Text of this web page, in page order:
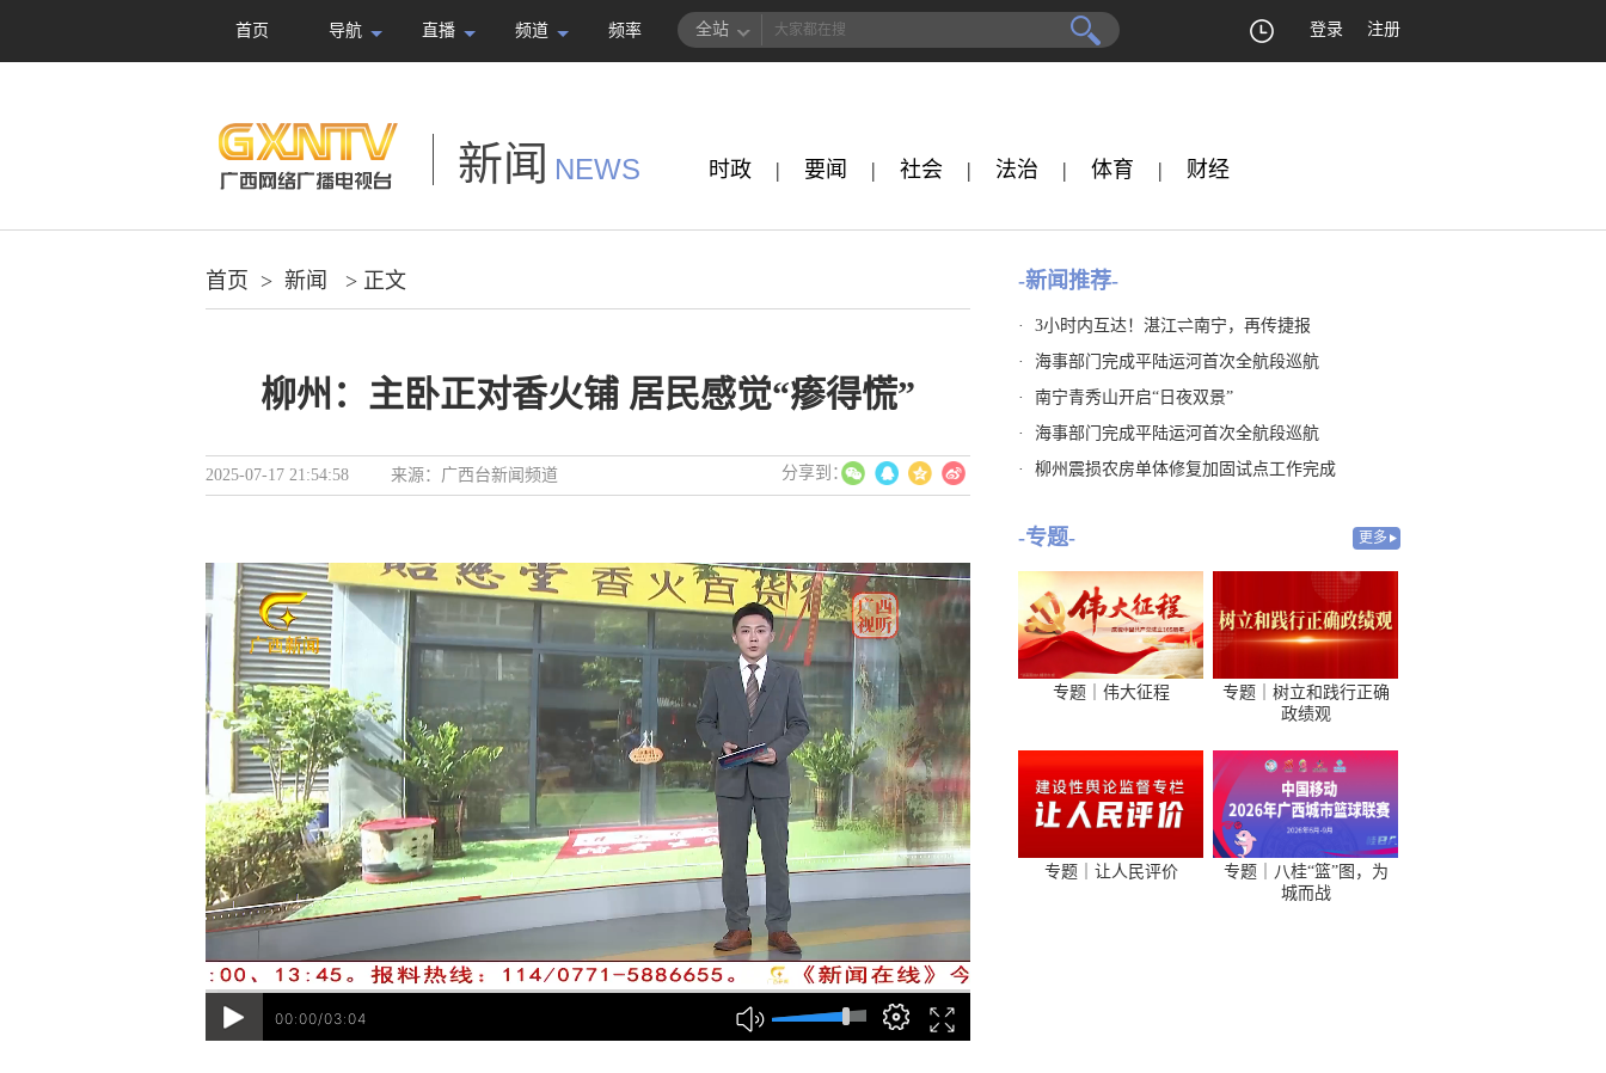
首页 导航 直播 频道 频率 全站 登录 注册
新闻 NEWS 时政 | 要闻 | 社会 | 法治 | 体育 | 财经
首页 > 新闻 > 正文
柳州：主卧正对香火铺 居民感觉“瘆得慌”
2025-07-17 21:54:58 来源： 广西台新闻频道
00:00/03:04
-新闻推荐-
·
3小时内互达！湛江⇌南宁，再传捷报
·
海事部门完成平陆运河首次全航段巡航
·
南宁青秀山开启“日夜双景”
·
海事部门完成平陆运河首次全航段巡航
·
柳州震损农房单体修复加固试点工作完成
-专题- 更多
专题｜伟大征程
专题｜树立和践行正确
政绩观
专题｜让人民评价
专题｜八桂“篮”图，为
城而战